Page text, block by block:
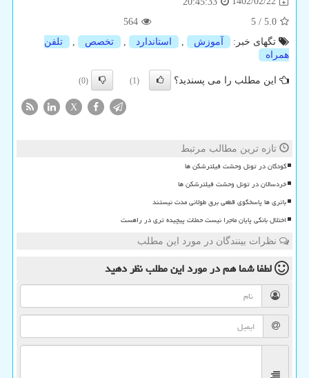
5.0
/
5
564
تگهای خبر:
آموزش , استاندارد , تخصص ,
تلفن
همراه
این مطلب را می پسندید؟ (1)
(0)
X
تازه ترین مطالب مرتبط
کودکان در تونل وحشت فیلترشکن ها
خردسالان در تونل وحشت فیلترشکن ها
باتری ها پاسخگوی قطعی برق طولانی مدت نیستند
اختلال بانکی پایان ماجرا نیست حملات پیچیده تری در راهست
نظرات بینندگان در مورد این مطلب
لطفا شما همدر مورد این مطلبنظر دهید